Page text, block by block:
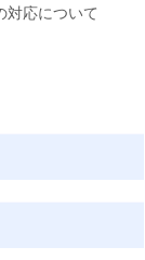
対応について